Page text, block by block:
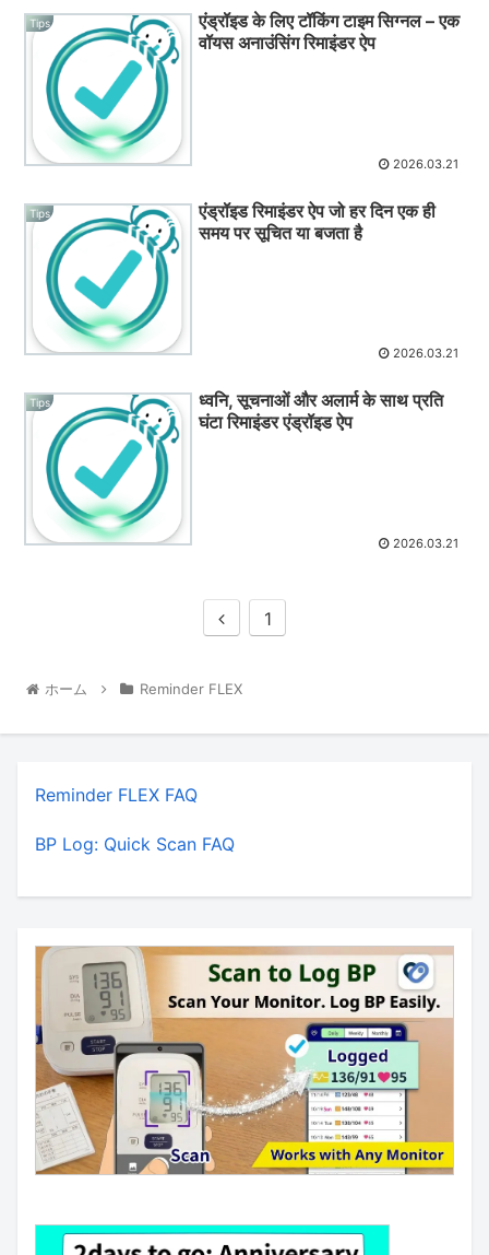
Tips
एंड्रॉइड के लिए टॉकिंग टाइम सिग्नल – एक
वॉयस अनाउंसिंग रिमाइंडर ऐप
2026.03.21
Tips
एंड्रॉइड रिमाइंडर ऐप जो हर दिन एक ही
समय पर सूचित या बजता है
2026.03.21
Tips
ध्वनि, सूचनाओं और अलार्म के साथ प्रति
घंटा रिमाइंडर एंड्रॉइड ऐप
2026.03.21
1
ホーム Reminder FLEX
Reminder FLEX FAQ
BP Log: Quick Scan FAQ